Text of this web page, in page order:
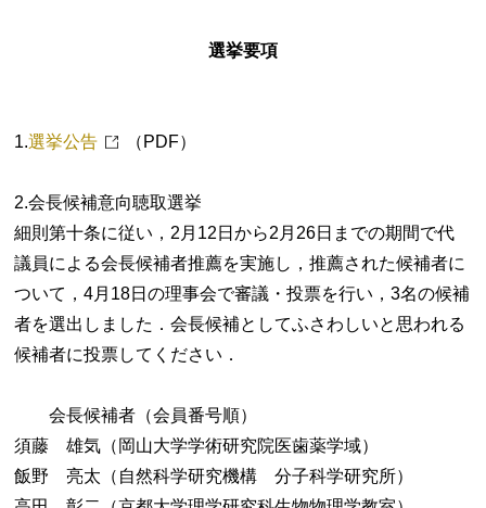
選挙要項
1.選挙公告 （PDF）
2.会長候補意向聴取選挙
細則第十条に従い，2月12日から2月26日までの期間で代
議員による会長候補者推薦を実施し，推薦された候補者に
ついて，4月18日の理事会で審議・投票を行い，3名の候補
者を選出しました．会長候補としてふさわしいと思われる
候補者に投票してください．
会長候補者（会員番号順）
須藤 雄気（岡山大学学術研究院医歯薬学域）
飯野 亮太（自然科学研究機構 分子科学研究所）